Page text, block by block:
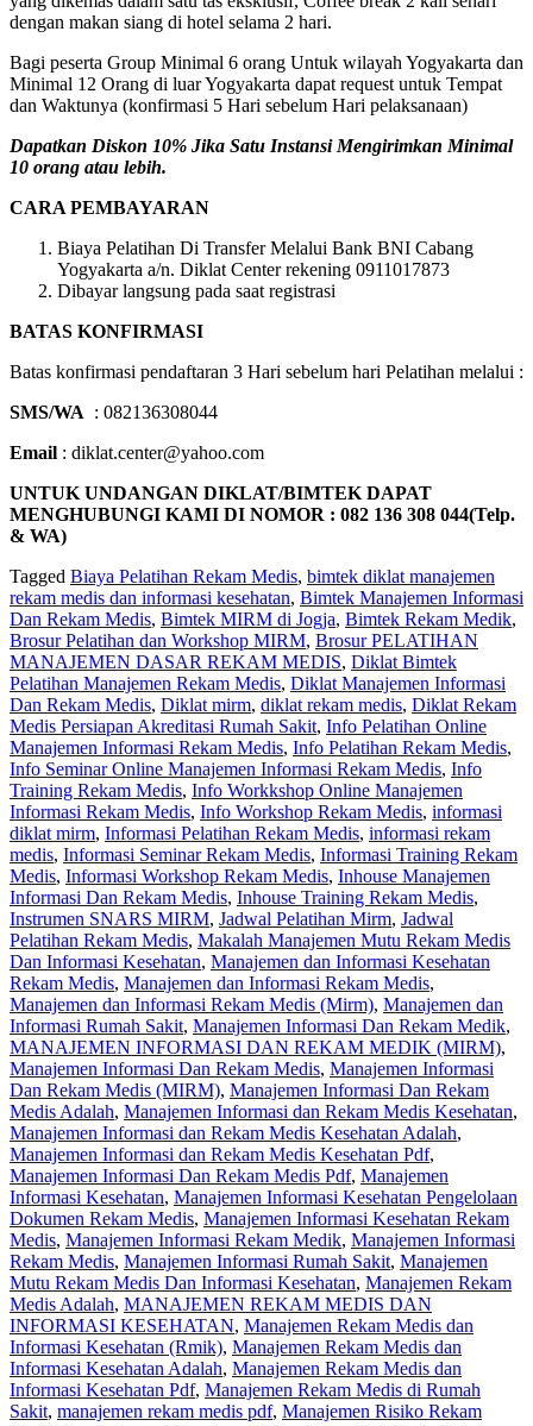
dengan makan siang di hotel selama 2 hari.
Bagi peserta Group Minimal 6 orang Untuk wilayah Yogyakarta dan
Minimal 12 Orang di luar Yogyakarta dapat request untuk Tempat
dan Waktunya (konfirmasi 5 Hari sebelum Hari pelaksanaan)
Dapatkan Diskon 10% Jika Satu Instansi Mengirimkan Minimal
10 orang atau lebih.
CARA PEMBAYARAN
Biaya Pelatihan Di Transfer Melalui Bank BNI Cabang
Yogyakarta a/n. Diklat Center rekening 0911017873
Dibayar langsung pada saat registrasi
BATAS KONFIRMASI
Batas konfirmasi pendaftaran 3 Hari sebelum hari Pelatihan melalui :
SMS/WA : 082136308044
Email : diklat.center@yahoo.com
UNTUK UNDANGAN DIKLAT/BIMTEK DAPAT
MENGHUBUNGI KAMI DI NOMOR : 082 136 308 044(Telp.
& WA)
Tagged Biaya Pelatihan Rekam Medis, bimtek diklat manajemen
rekam medis dan informasi kesehatan, Bimtek Manajemen Informasi
Dan Rekam Medis, Bimtek MIRM di Jogja, Bimtek Rekam Medik,
Brosur Pelatihan dan Workshop MIRM, Brosur PELATIHAN
MANAJEMEN DASAR REKAM MEDIS, Diklat Bimtek
Pelatihan Manajemen Rekam Medis, Diklat Manajemen Informasi
Dan Rekam Medis, Diklat mirm, diklat rekam medis, Diklat Rekam
Medis Persiapan Akreditasi Rumah Sakit, Info Pelatihan Online
Manajemen Informasi Rekam Medis, Info Pelatihan Rekam Medis,
Info Seminar Online Manajemen Informasi Rekam Medis, Info
Training Rekam Medis, Info Workkshop Online Manajemen
Informasi Rekam Medis, Info Workshop Rekam Medis, informasi
diklat mirm, Informasi Pelatihan Rekam Medis, informasi rekam
medis, Informasi Seminar Rekam Medis, Informasi Training Rekam
Medis, Informasi Workshop Rekam Medis, Inhouse Manajemen
Informasi Dan Rekam Medis, Inhouse Training Rekam Medis,
Instrumen SNARS MIRM, Jadwal Pelatihan Mirm, Jadwal
Pelatihan Rekam Medis, Makalah Manajemen Mutu Rekam Medis
Dan Informasi Kesehatan, Manajemen dan Informasi Kesehatan
Rekam Medis, Manajemen dan Informasi Rekam Medis,
Manajemen dan Informasi Rekam Medis (Mirm), Manajemen dan
Informasi Rumah Sakit, Manajemen Informasi Dan Rekam Medik,
MANAJEMEN INFORMASI DAN REKAM MEDIK (MIRM),
Manajemen Informasi Dan Rekam Medis, Manajemen Informasi
Dan Rekam Medis (MIRM), Manajemen Informasi Dan Rekam
Medis Adalah, Manajemen Informasi dan Rekam Medis Kesehatan,
Manajemen Informasi dan Rekam Medis Kesehatan Adalah,
Manajemen Informasi dan Rekam Medis Kesehatan Pdf,
Manajemen Informasi Dan Rekam Medis Pdf, Manajemen
Informasi Kesehatan, Manajemen Informasi Kesehatan Pengelolaan
Dokumen Rekam Medis, Manajemen Informasi Kesehatan Rekam
Medis, Manajemen Informasi Rekam Medik, Manajemen Informasi
Rekam Medis, Manajemen Informasi Rumah Sakit, Manajemen
Mutu Rekam Medis Dan Informasi Kesehatan, Manajemen Rekam
Medis Adalah, MANAJEMEN REKAM MEDIS DAN
INFORMASI KESEHATAN, Manajemen Rekam Medis dan
Informasi Kesehatan (Rmik), Manajemen Rekam Medis dan
Informasi Kesehatan Adalah, Manajemen Rekam Medis dan
Informasi Kesehatan Pdf, Manajemen Rekam Medis di Rumah
Sakit, manajemen rekam medis pdf, Manajemen Risiko Rekam